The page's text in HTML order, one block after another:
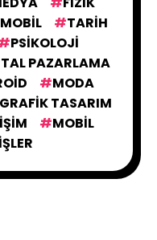
TARIH
PSIKOLOJI
PAZARLAMA
MODA
GRAFIK TASARIM
MOBIL